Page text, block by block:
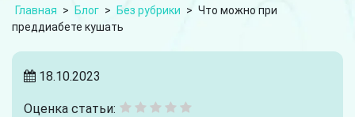
Главная > Блог > Без рубрики > Что можно при
преддиабете кушать
18.10.2023
Оценка статьи: